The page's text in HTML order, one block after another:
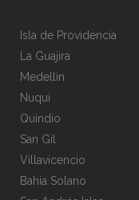
Isla de Providencia
La Guajira
Medellin
Nuqui
Quindio
San Gil
Villavicencio
Bahia Solano